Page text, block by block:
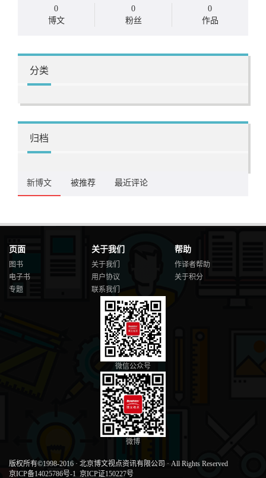
0
博文
0
粉丝
0
作品
分类
归档
新博文 被推荐 最近评论
页面
图书
电子书
专题
关于我们
关于我们
用户协议
联系我们
帮助
作译者帮助
关于积分
微信公众号
微博
版权所有©1998-2016 · 北京博文视点资讯有限公司 · All Rights Reserved
京ICP备14025786号-1 京ICP证150227号